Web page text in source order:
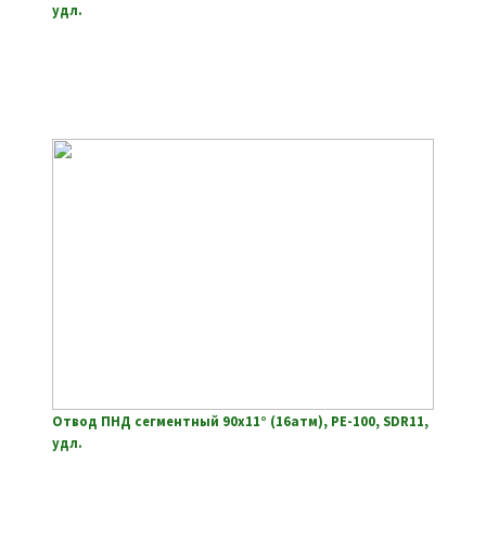
удл.
Отвод ПНД сегментный 90х11° (16атм), РЕ-100, SDR11,
удл.